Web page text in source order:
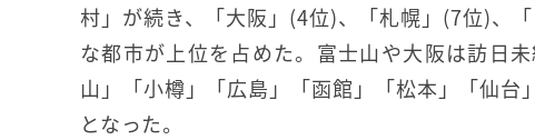
村」が続き、「大阪」(4位)、「札幌」(7位)、
な都市が上位を占めた。富士山や大阪は訪日
山」「小樽」「広島」「函館」「松本」「仙
となった。